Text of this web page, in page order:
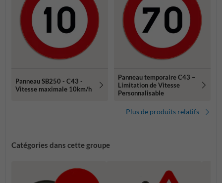
Panneau SB250 - C43 -
Vitesse maximale 10km/h
Panneau temporaire C43 –
Limitation de Vitesse
Personnalisable
Plus de produits relatifs
Catégories dans cette groupe